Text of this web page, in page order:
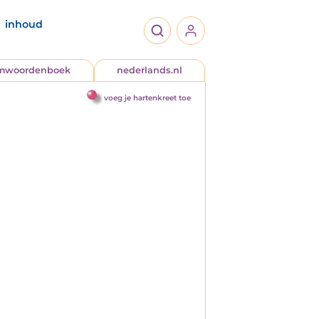
inhoud
nederlands.nl
voeg je hartenkreet toe